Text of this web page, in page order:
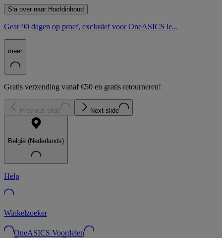
Sla over naar Hoofdinhoud
Gear 90 dagen op proef, exclusief voor OneASICS le...
meer
Gratis verzending vanaf €50 en gratis retourneren!
Previous slide Next slide
België (Nederlands)
Help
Winkelzoeker
OneASICS Voordelen